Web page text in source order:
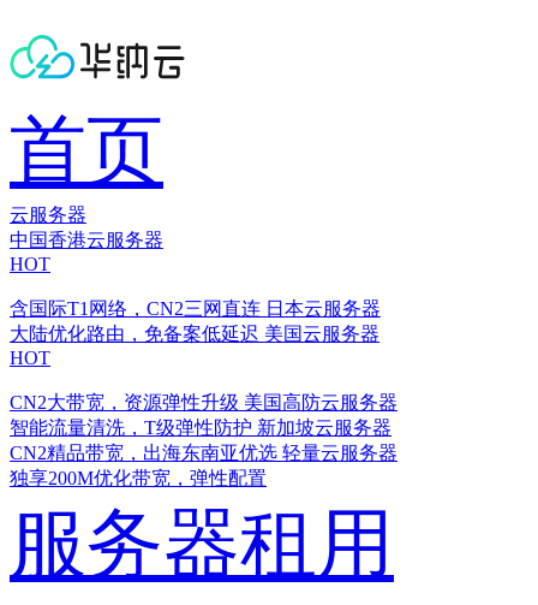
首页
云服务器
中国香港云服务器
HOT
含国际T1网络，CN2三网直连 日本云服务器
大陆优化路由，免备案低延迟 美国云服务器
HOT
CN2大带宽，资源弹性升级 美国高防云服务器
智能流量清洗，T级弹性防护 新加坡云服务器
CN2精品带宽，出海东南亚优选 轻量云服务器
独享200M优化带宽，弹性配置
服务器租用